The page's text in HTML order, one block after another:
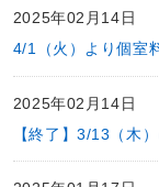
2025年02月14日
4/1（火）より個室
2025年02月14日
【終了】3/13（木